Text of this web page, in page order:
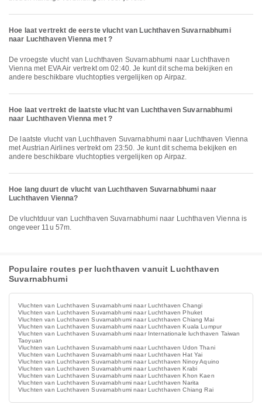
Hoe laat vertrekt de eerste vlucht van Luchthaven Suvarnabhumi
naar Luchthaven Vienna met ?
De vroegste vlucht van Luchthaven Suvarnabhumi naar Luchthaven
Vienna met EVA Air vertrekt om 02:40. Je kunt dit schema bekijken en
andere beschikbare vluchtopties vergelijken op Airpaz.
Hoe laat vertrekt de laatste vlucht van Luchthaven Suvarnabhumi
naar Luchthaven Vienna met ?
De laatste vlucht van Luchthaven Suvarnabhumi naar Luchthaven Vienna
met Austrian Airlines vertrekt om 23:50. Je kunt dit schema bekijken en
andere beschikbare vluchtopties vergelijken op Airpaz.
Hoe lang duurt de vlucht van Luchthaven Suvarnabhumi naar
Luchthaven Vienna?
De vluchtduur van Luchthaven Suvarnabhumi naar Luchthaven Vienna is
ongeveer 11u 57m.
Populaire routes per luchthaven vanuit Luchthaven
Suvarnabhumi
Vluchten van Luchthaven Suvarnabhumi naar Luchthaven Changi
Vluchten van Luchthaven Suvarnabhumi naar Luchthaven Phuket
Vluchten van Luchthaven Suvarnabhumi naar Luchthaven Chiang Mai
Vluchten van Luchthaven Suvarnabhumi naar Luchthaven Kuala Lumpur
Vluchten van Luchthaven Suvarnabhumi naar Internationale luchthaven Taiwan
Taoyuan
Vluchten van Luchthaven Suvarnabhumi naar Luchthaven Udon Thani
Vluchten van Luchthaven Suvarnabhumi naar Luchthaven Hat Yai
Vluchten van Luchthaven Suvarnabhumi naar Luchthaven Ninoy Aquino
Vluchten van Luchthaven Suvarnabhumi naar Luchthaven Krabi
Vluchten van Luchthaven Suvarnabhumi naar Luchthaven Khon Kaen
Vluchten van Luchthaven Suvarnabhumi naar Luchthaven Narita
Vluchten van Luchthaven Suvarnabhumi naar Luchthaven Chiang Rai